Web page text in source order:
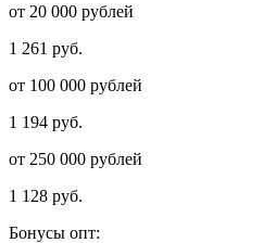
от 20 000 рублей
1 261 руб.
от 100 000 рублей
1 194 руб.
от 250 000 рублей
1 128 руб.
Бонусы опт: